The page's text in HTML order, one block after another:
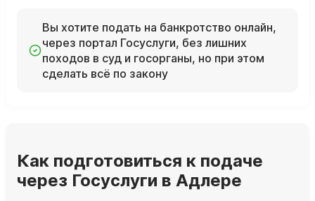
Вы хотите подать на банкротство онлайн,
через портал Госуслуги, без лишних
походов в суд и госорганы, но при этом
сделать всё по закону
Как подготовиться к подаче
через Госуслуги в Адлере